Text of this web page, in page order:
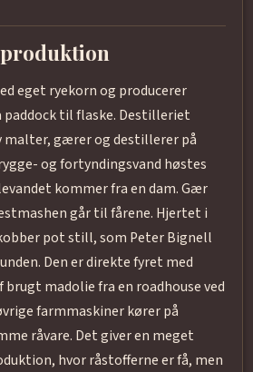
eget ryekorn og producerer
paddock til flaske. Destilleriet
gærer og destillerer på
og fortyndingsvand høstes
kommer fra en dam. Gær
går til fårene. Hjertet i
pot still, som Peter Bignell
Den er direkte fyret med
madolie fra en roadhouse ved
farmmaskiner kører på
råvare. Det giver en meget
hvor råstofferne er få, men